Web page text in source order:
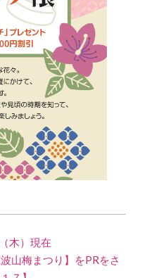
木）現在
山梅まつり】をPRをさ